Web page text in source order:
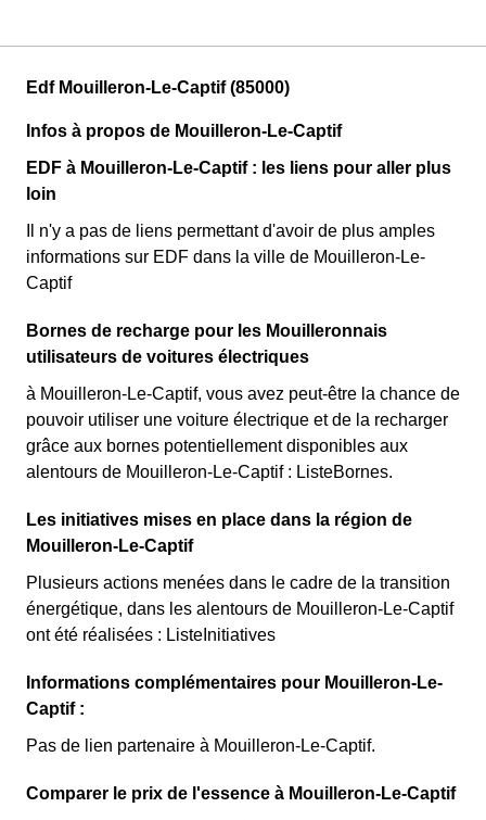
Edf Mouilleron-Le-Captif (85000)
Infos à propos de Mouilleron-Le-Captif
EDF à Mouilleron-Le-Captif : les liens pour aller plus
loin
Il n'y a pas de liens permettant d'avoir de plus amples
informations sur EDF dans la ville de Mouilleron-Le-
Captif
Bornes de recharge pour les Mouilleronnais
utilisateurs de voitures électriques
à Mouilleron-Le-Captif, vous avez peut-être la chance de
pouvoir utiliser une voiture électrique et de la recharger
grâce aux bornes potentiellement disponibles aux
alentours de Mouilleron-Le-Captif : ListeBornes.
Les initiatives mises en place dans la région de
Mouilleron-Le-Captif
Plusieurs actions menées dans le cadre de la transition
énergétique, dans les alentours de Mouilleron-Le-Captif
ont été réalisées : ListeInitiatives
Informations complémentaires pour Mouilleron-Le-
Captif :
Pas de lien partenaire à Mouilleron-Le-Captif.
Comparer le prix de l'essence à Mouilleron-Le-Captif